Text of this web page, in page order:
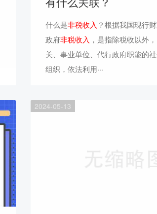
什么是非税收入 ？根据我国现行
政府非税收入 ，是指除税收以外
关、事业单位、代行政府职能的
组织，依法利用···
2024-05-13